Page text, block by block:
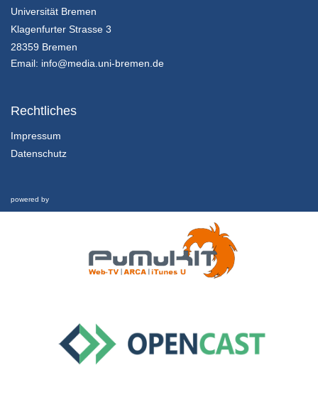
1.4.2 Funktionen ohne Übergabewert
Universität Bremen
Klagenfurter Strasse 3
28359 Bremen
Email: info@media.uni-bremen.de
Rechtliches
Impressum
Datenschutz
powered by